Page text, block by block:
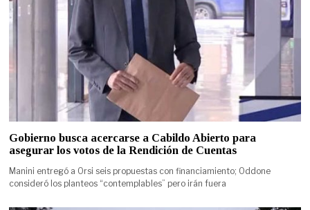
Gobierno busca acercarse a Cabildo Abierto para
asegurar los votos de la Rendición de Cuentas
Manini entregó a Orsi seis propuestas con financiamiento; Oddone
consideró los planteos “contemplables” pero irán fuera